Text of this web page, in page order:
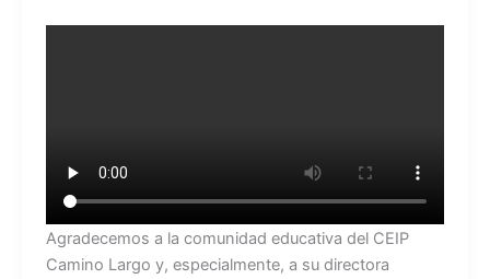
Agradecemos a la comunidad educativa del CEIP
Camino Largo y, especialmente, a su directora